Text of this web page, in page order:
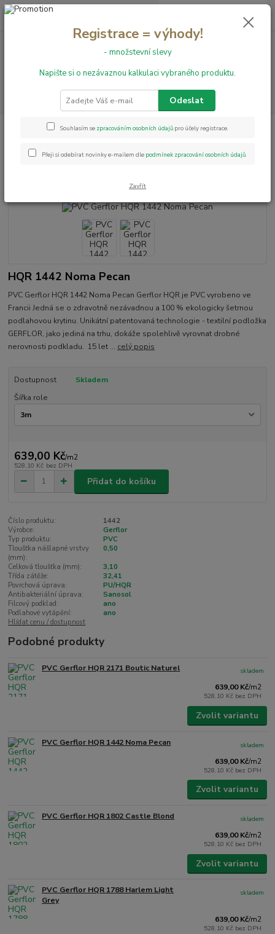
+420 731 199 591 0,00 Kč
PVC podlahy HQR PVC Gerflor HQR 1442 Noma Pecan
PVC Gerflor HQR 1442 Noma
HQR 1442 Noma Pecan
PVC Gerflor HQR 1442 Noma Pecan Gerflor HQR je PVC vyrobeno ve
Francii Jedná se o zdravotně nezávadnou a 100 % ekologicky šetrnou
podlahovou krytinu. Unikátní patentovaná technologie - textilní podložka
GERFLOR, jako jediná na trhu, dokáže spolehlivě vyrovnat drobné
nerovnosti podkladu. 15 let ... celý popis
Dostupnost
Skladem
Šířka role
639,00 Kč/m2
528,10 Kč bez DPH
Přidat do košíku
Číslo produktu:
1442
Výrobce:
Gerflor
Typ produktu:
PVC
Tloušťka nášlapné vrstvy
(mm):
0,50
Celková tloušťka (mm):
3,10
Třída zátěže:
32,41
Povrchová úprava:
PU/HQR
Antibakteriální úprava:
Sanosol
Filcový podklad:
ano
Podlahové vytápění:
ano
Hlídat cenu / dostupnost
Podobné produkty
PVC Gerflor HQR 2171 Boutic Naturel
639,00 Kč/m2
528,10 Kč bez DPH
skladem
Zvolit variantu
PVC Gerflor HQR 1442 Noma Pecan
639,00 Kč/m2
528,10 Kč bez DPH
skladem
Zvolit variantu
PVC Gerflor HQR 1802 Castle Blond
639,00 Kč/m2
528,10 Kč bez DPH
skladem
Zvolit variantu
PVC Gerflor HQR 1788 Harlem Light
Grey
639,00 Kč/m2
528,10 Kč bez DPH
skladem
Registrace = výhody!
- množstevní slevy
Napište si o nezávaznou kalkulaci vybraného produktu.
Odeslat
Souhlasím se zpracováním osobních údajů pro účely registrace.
Přeji si odebírat novinky e-mailem dle podmínek zpracování osobních údajů.
Zavřít